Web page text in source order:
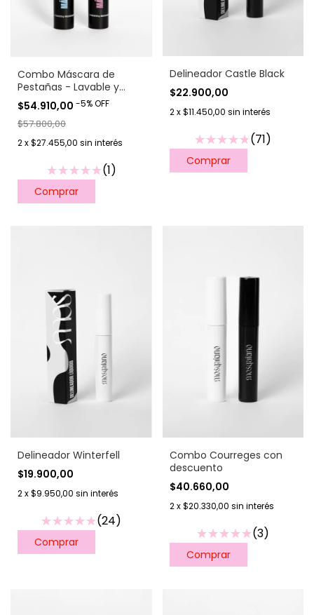
Combo Máscara de
Pestañas - Lavable y
Waterproof con
descuento
$54.910,00 -5%OFF
$57.800,00
2x$27.455,00 sin interés
(1)
Delineador Castle Black
$22.900,00
2 x$11.450,00 sin interés
(71)
Delineador Winterfell
$19.900,00
2x$9.950,00 sin interés
(24)
Combo Courreges con
descuento
$40.660,00
2 x$20.330,00 sin interés
(3)